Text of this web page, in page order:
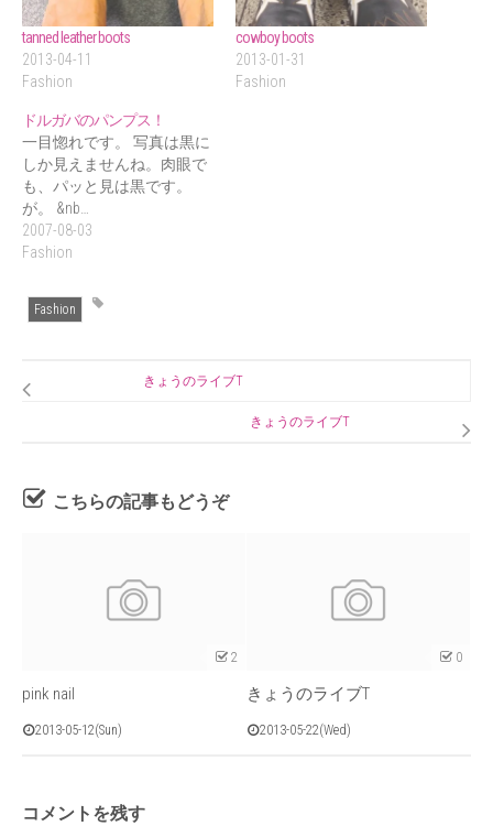
tanned leather boots
2013-04-11
Fashion
cowboy boots
2013-01-31
Fashion
ドルガバのパンプス！
一目惚れです。 写真は黒に
しか見えませんね。肉眼で
も、パッと見は黒です。
が。 &nb…
2007-08-03
Fashion
Fashion
きょうのライブT
きょうのライブT
こちらの記事もどうぞ
2
pink nail
2013-05-12(Sun)
0
きょうのライブT
2013-05-22(Wed)
コメントを残す